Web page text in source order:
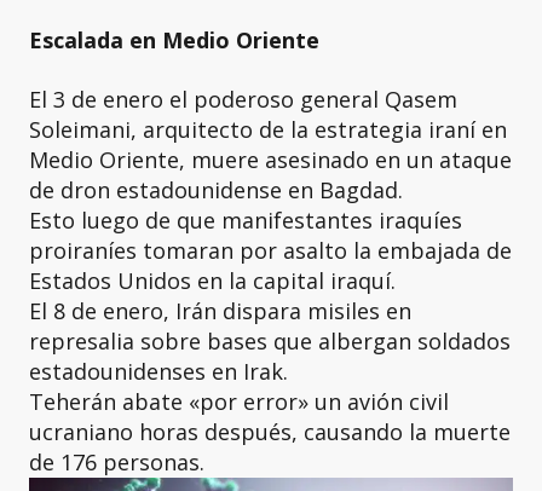
Escalada en Medio Oriente
El 3 de enero el poderoso general Qasem
Soleimani, arquitecto de la estrategia iraní en
Medio Oriente, muere asesinado en un ataque
de dron estadounidense en Bagdad.
Esto luego de que manifestantes iraquíes
proiraníes tomaran por asalto la embajada de
Estados Unidos en la capital iraquí.
El 8 de enero, Irán dispara misiles en
represalia sobre bases que albergan soldados
estadounidenses en Irak.
Teherán abate «por error» un avión civil
ucraniano horas después, causando la muerte
de 176 personas.